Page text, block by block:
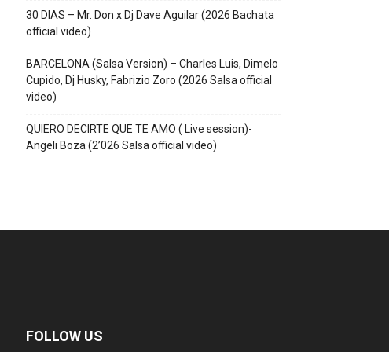
30 DIAS – Mr. Don x Dj Dave Aguilar (2026 Bachata
official video)
BARCELONA (Salsa Version) – Charles Luis, Dimelo
Cupido, Dj Husky, Fabrizio Zoro (2026 Salsa official
video)
QUIERO DECIRTE QUE TE AMO ( Live session)-
Angeli Boza (2’026 Salsa official video)
FOLLOW US